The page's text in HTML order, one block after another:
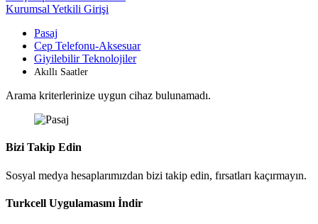
Kurumsal Yetkili Girişi
Pasaj
Cep Telefonu-Aksesuar
Giyilebilir Teknolojiler
Akıllı Saatler
Arama kriterlerinize uygun cihaz bulunamadı.
Bizi Takip Edin
Sosyal medya hesaplarımızdan bizi takip edin, fırsatları kaçırmayın.
Turkcell Uygulamasını İndir